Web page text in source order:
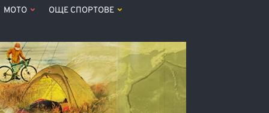
МОТО ОЩЕ СПОРТОВЕ